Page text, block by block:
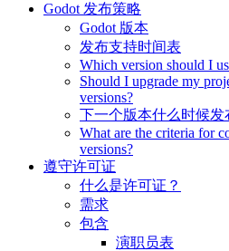
Godot 发布策略
Godot 版本
发布支持时间表
Which version should I
Should I upgrade my
versions?
下一个版本什么时候发
What are the criteria for
versions?
遵守许可证
什么是许可证？
需求
包含
演职员表